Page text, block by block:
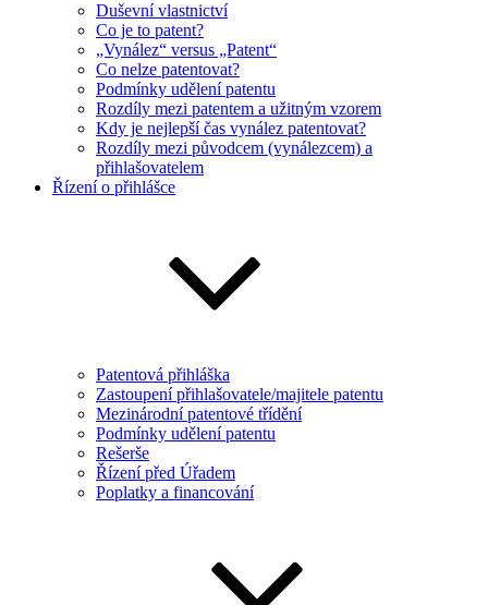
Duševní vlastnictví
Co je to patent?
„Vynález“ versus „Patent“
Co nelze patentovat?
Podmínky udělení patentu
Rozdíly mezi patentem a užitným vzorem
Kdy je nejlepší čas vynález patentovat?
Rozdíly mezi původcem (vynálezcem) a
přihlašovatelem
Řízení o přihlášce
Patentová přihláška
Zastoupení přihlašovatele/majitele patentu
Mezinárodní patentové třídění
Podmínky udělení patentu
Rešerše
Řízení před Úřadem
Poplatky a financování